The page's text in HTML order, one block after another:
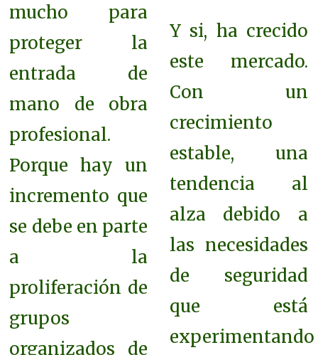
mucho para
proteger la
entrada de
mano de obra
profesional.
Porque hay un
incremento que
se debe en parte
a la
proliferación de
grupos
organizados de
Y si, ha crecido
este mercado.
Con un
crecimiento
estable, una
tendencia al
alza debido a
las necesidades
de seguridad
que está
experimentando